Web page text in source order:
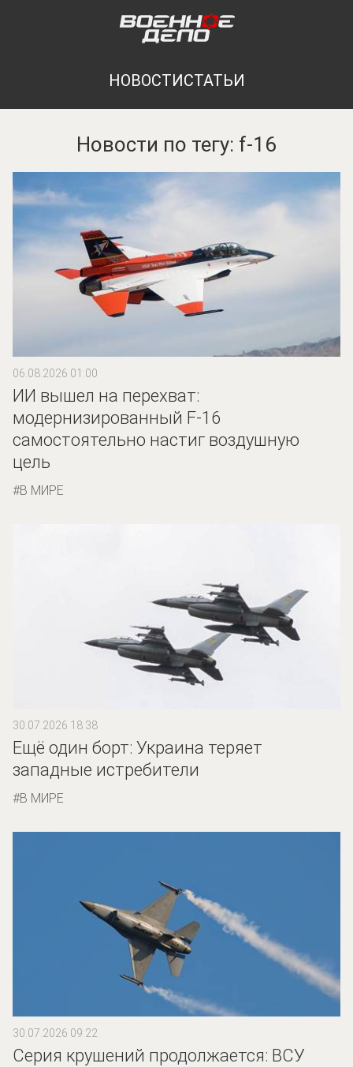
НОВОСТИСТАТЬИ
Новости по тегу: f-16
06.08.2026 01:00
ИИ вышел на перехват:
модернизированный F-16
самостоятельно настиг воздушную
цель
В МИРЕ
30.07.2026 18:38
Ещё один борт: Украина теряет
западные истребители
В МИРЕ
30.07.2026 09:22
Серия крушений продолжается: ВСУ